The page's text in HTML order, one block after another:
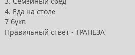
4. Еда на столе
7 букв
Правильный ответ - ТРАПЕЗА